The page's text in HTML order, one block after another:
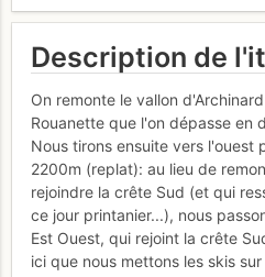
Description de
On remonte le vallon
Rouanette que l'on dépasse en
Nous tirons ensuite vers l'ouest
2200m (replat): au lieu de
rejoindre la crête Sud (et qui
ce jour printanier...), nous
Est Ouest, qui rejoint la crête
ici que nous mettons les skis